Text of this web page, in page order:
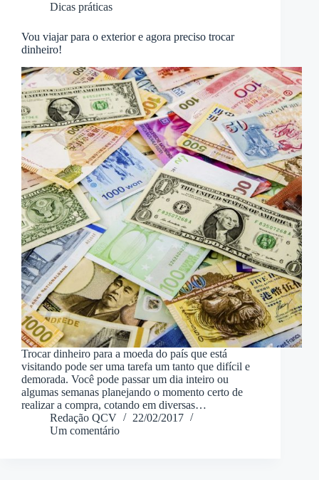
Dicas práticas
Vou viajar para o exterior e agora preciso trocar
dinheiro!
Trocar dinheiro para a moeda do país que está
visitando pode ser uma tarefa um tanto que difícil e
demorada. Você pode passar um dia inteiro ou
algumas semanas planejando o momento certo de
realizar a compra, cotando em diversas…
Redação QCV
22/02/2017
Um comentário